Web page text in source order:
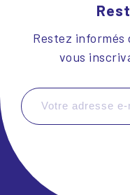
Restez informés
vous